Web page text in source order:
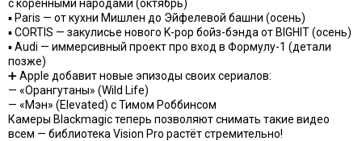
с коренными народами (октябрь)
▪️ Paris — от кухни Мишлен до Эйфелевой башни (осень)
▪️ CORTIS — закулисье нового K-pop бойз-бэнда от BIGHIT (осень)
▪️ Audi — иммерсивный проект про вход в Формулу-1 (детали
позже)
➕ Apple добавит новые эпизоды своих сериалов:
— «Орангутаны» (Wild Life)
— «Мэн» (Elevated) с Тимом Роббинсом
Камеры Blackmagic теперь позволяют снимать такие видео
всем — библиотека Vision Pro растёт стремительно!